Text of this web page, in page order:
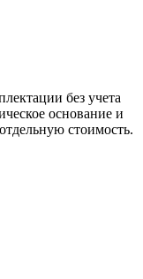
без учета
основание и
стоимость.